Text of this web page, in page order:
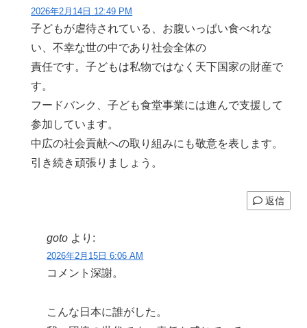
2026年2月14日 12:49 PM
子どもが虐待されている、お腹いっぱい食べれな
い、不幸な世の中であり社会全体の
責任です。子どもは私物ではなく天下国家の財産で
す。
フードバンク、子ども食堂事業には進んで支援して
参加しています。
中広の社会貢献への取り組みにも敬意を表します。
引き続き頑張りましょう。
返信
goto より:
2026年2月15日 6:06 AM
コメント深謝。
こんな日本に誰がした。